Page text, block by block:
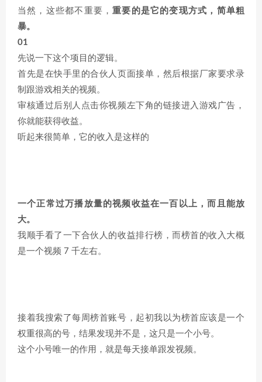
当然，这些都不重要，重要的是它的变现方式，简单粗
暴。
01
先说一下这个项目的逻辑。
首先是在快手里的合伙人页面接单，然后根据厂家要求录
制跟游戏相关的视频。
审核通过后别人点击你视频左下角的链接进入游戏广告，
你就能获得收益。
听起来很简单，它的收入是这样的
一个正常过万播放量的视频收益在一百以上，而且能放
大。
我顺手看了一下合伙人的收益排行榜，而榜首的收入大概
是一个视频 7 千左右。
接着我搜索了每周榜首账号，起初我以为榜首应该是一个
权重很高的号，结果发现并不是，这只是一个小号。
这个小号唯一的作用，就是每天接单跟发视频。